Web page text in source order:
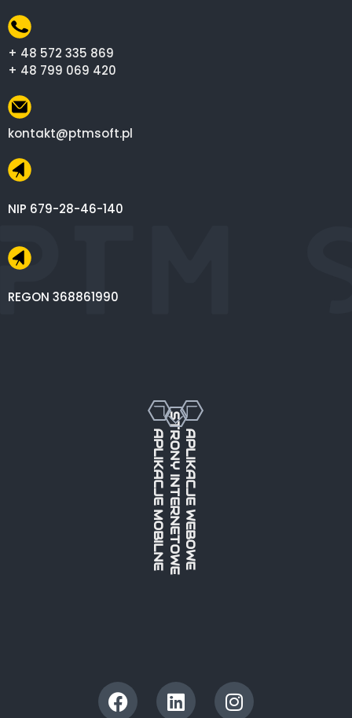
+ 48 572 335 869
+ 48 799 069 420
kontakt@ptmsoft.pl
NIP 679-28-46-140
REGON 368861990
APLIKACJE MOBILNESTRONY INTERNETOWEAPLIKACJE WEBOWE